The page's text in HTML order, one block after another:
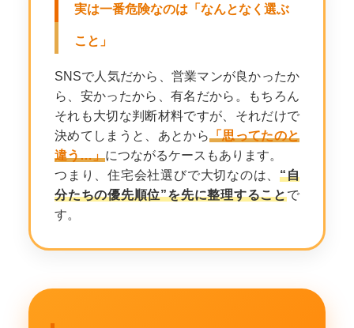
実は一番危険なのは「なんとなく選ぶ
こと」
SNSで人気だから、営業マンが良かったか
ら、安かったから、有名だから。もちろん
それも大切な判断材料ですが、それだけで
決めてしまうと、あとから「思ってたのと
違う…」につながるケースもあります。
つまり、住宅会社選びで大切なのは、“自
分たちの優先順位”を先に整理することで
す。